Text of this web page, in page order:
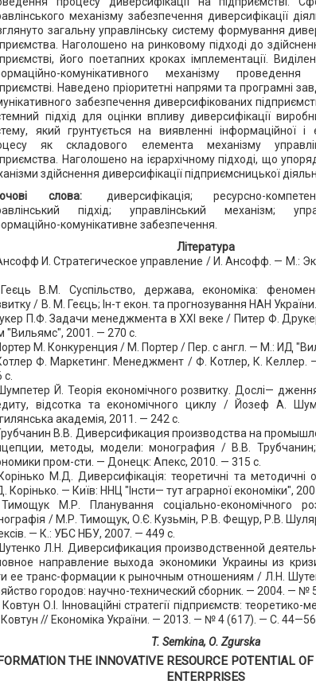
механізму забезпечення диверсифікації
загальну управлінську систему формування
Наголошено на ринковому підході до
його поетапних кроках імплементації.
комунікативного механізму проведення
Наведено пріоритетні напрями та програмні
забезпечення диверсифікованих
підхід для оцінки впливу диверсифікації
який грунтується на виявленні інформаційної і
як складового елемента механізму
Наголошено на ієрархічному підході, що
здійснення диверсифікації підприємсницької
слова:
диверсифікація; ресурсно-
підхід; управлінський механізм;
комунікативне забезпечення.
Література
И. Стратегическое управление / И. Ансофф. — М.:
В.М. Суспільство, держава, економіка:
/ В. М. Геєць; Ін-т екон. та прогнозування НАН
П.Ф. Задачи менеджмента в ХХІ веке / Питер Ф.
"Вильямс", 2001. — 270 с.
М. Конкуренция / М. Портер / Пер. с англ. — М.: ИД
Ф. Маркетинг. Менеджмент / Ф. Котлер, К. Келлер.
с.
Й. Теорія економічного розвитку. Дослі— дження
відсотка та економічного циклу / Йозеф А.
академія, 2011. — 242 с.
В.В. Диверсификация производства на
методы, модели: монография / В.В.
пром-сти. — Донецк: Апекс, 2010. — 315 с.
М.Д. Диверсифікація: теоретичні та методичні
Корінько. — Київ: ННЦ "Інсти— тут аграрної економіки",
М.Р. Планування соціально-економічного
/ М.Р. Тимощук, О.Є. Кузьмін, Р.В. Фещур, Р.В.
— К.: УБС НБУ, 2007. — 449 с.
Л.Н. Диверсификация производственной
направление выхода экономики Украины из
ее транс-формации к рыночным отношениям / Л.Н.
городов: научно-технический сборник. — 2004. — №
О.І. Інноваційні стратегії підприємств: теоретико-
Ковтун // Економіка України. — 2013. — № 4 (617). — С. 44—56.
T. Semkina, О. Zgurska
THE INNOVATIVE RESOURCE POTENTIAL
ENTERPRISES